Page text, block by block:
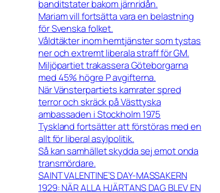
banditstater bakom järnridån.
Mariam vill fortsätta vara en belastning
för Svenska folket.
Våldtäkter inom hemtjänster som tystas
ner och extremt liberala straff för GM.
Miljöpartiet trakassera Göteborgarna
med 45% högre P avgifterna.
När Vänsterpartiets kamrater spred
terror och skräck på Västtyska
ambassaden i Stockholm 1975
Tyskland fortsätter att förstöras med en
allt för liberal asylpolitik.
Så kan samhället skydda sej emot onda
transmördare.
SAINT VALENTINE’S DAY-MASSAKERN
1929: NÄR ALLA HJÄRTANS DAG BLEV EN